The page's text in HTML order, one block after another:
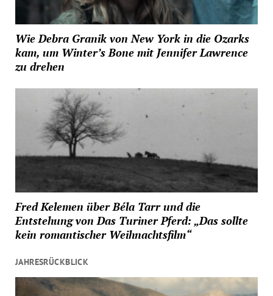
Wie Debra Granik von New York in die Ozarks
kam, um Winter’s Bone mit Jennifer Lawrence
zu drehen
Fred Kelemen über Béla Tarr und die
Entstehung von Das Turiner Pferd: „Das sollte
kein romantischer Weihnachtsfilm“
JAHRESRÜCKBLICK